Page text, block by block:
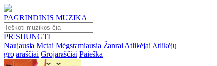
PAGRINDINIS MUZIKA
PRISIJUNGTI
Naujausia Metai Mėgstamiausia Žanrai Atlikėjai Atlikėjų
grojaraščiai Grojaraščiai Paieška